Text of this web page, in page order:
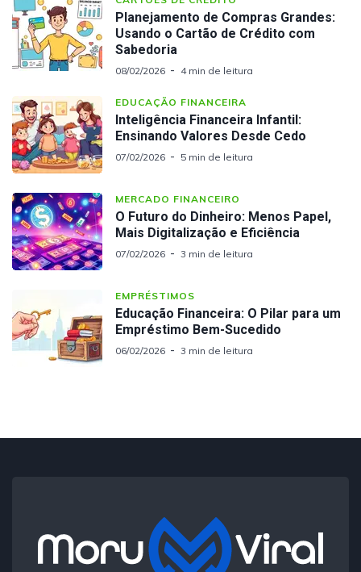
Planejamento de Compras Grandes:
Usando o Cartão de Crédito com
Sabedoria
08/02/2026 4 min de leitura
EDUCAÇÃO FINANCEIRA
Inteligência Financeira Infantil:
Ensinando Valores Desde Cedo
07/02/2026 5 min de leitura
MERCADO FINANCEIRO
O Futuro do Dinheiro: Menos Papel,
Mais Digitalização e Eficiência
07/02/2026 3 min de leitura
EMPRÉSTIMOS
Educação Financeira: O Pilar para um
Empréstimo Bem-Sucedido
06/02/2026 3 min de leitura